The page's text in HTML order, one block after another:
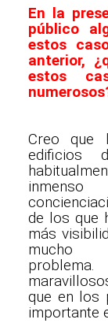
En la
público
estos
anterior,
estos
Creo que
de los que
más
mucho
que en los
importante